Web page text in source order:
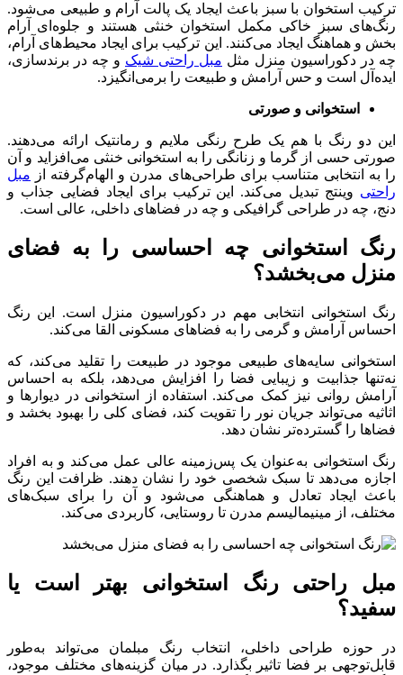
ترکیب استخوان با سبز باعث ایجاد یک پالت آرام و طبیعی می‌شود.
رنگ‌های سبز خاکی مکمل استخوان خنثی هستند و جلوه‌ای آرام
بخش و هماهنگ ایجاد می‌کنند. این ترکیب برای ایجاد محیط‌های آرام،
چه در دکوراسیون منزل مثل مبل راحتی شیک و چه در برندسازی،
ایده‌آل است و حس آرامش و طبیعت را برمی‌انگیزد.
استخوانی و صورتی
این دو رنگ با هم یک طرح رنگی ملایم و رمانتیک ارائه می‌دهند.
صورتی حسی از گرما و زنانگی را به استخوانی خنثی می‌افزاید و آن
را به انتخابی متناسب برای طراحی‌های مدرن و الهام‌گرفته از مبل
راحتی وینتج تبدیل می‌کند. این ترکیب برای ایجاد فضایی جذاب و
دنج، چه در طراحی گرافیکی و چه در فضاهای داخلی، عالی است.
رنگ استخوانی چه احساسی را به فضای
منزل می‌بخشد؟
رنگ استخوانی انتخابی مهم در دکوراسیون منزل است. این رنگ
احساس آرامش و گرمی را به فضاهای مسکونی القا می‌کند.
استخوانی سایه‌های طبیعی موجود در طبیعت را تقلید می‌کند، که
نه‌تنها جذابیت و زیبایی فضا را افزایش می‌دهد، بلکه به احساس
آرامش روانی نیز کمک می‌کند. استفاده از استخوانی در دیوارها و
اثاثیه می‌تواند جریان نور را تقویت کند، فضای کلی را بهبود بخشد و
فضاها را گسترده‌تر نشان دهد.
رنگ استخوانی به‌عنوان یک پس‌زمینه عالی عمل می‌کند و به افراد
اجازه می‌دهد تا سبک شخصی خود را نشان دهند. ظرافت این رنگ
باعث ایجاد تعادل و هماهنگی می‌شود و آن را برای سبک‌های
مختلف، از مینیمالیسم مدرن تا روستایی، کاربردی می‌کند.
مبل راحتی رنگ استخوانی بهتر است یا
سفید؟
در حوزه طراحی داخلی، انتخاب رنگ مبلمان می‌تواند به‌طور
قابل‌توجهی بر فضا تاثیر بگذارد. در میان گزینه‌های مختلف موجود،